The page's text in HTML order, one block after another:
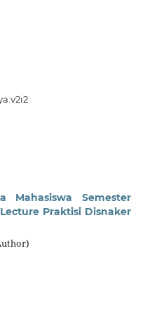
Mahasiswa Semester
Praktisi Disnaker